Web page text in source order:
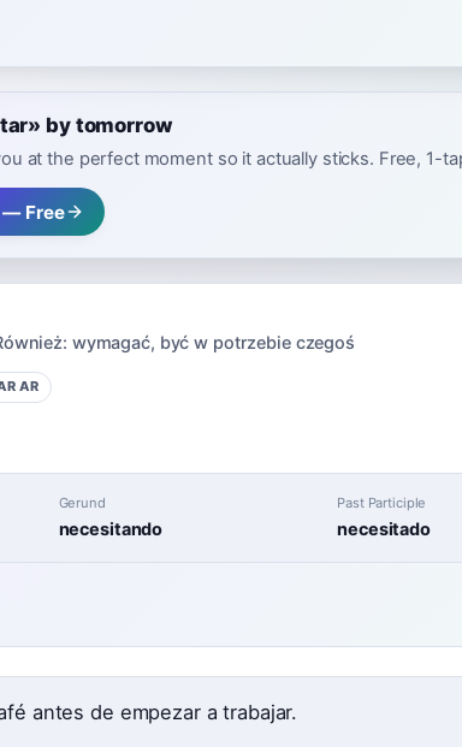
by tomorrow
at the perfect moment so it actually sticks. Free, 1-
— Free
wymagać, być w potrzebie czegoś
AR
Gerund
necesitando
Past Participle
necesitado
antes de empezar a trabajar.